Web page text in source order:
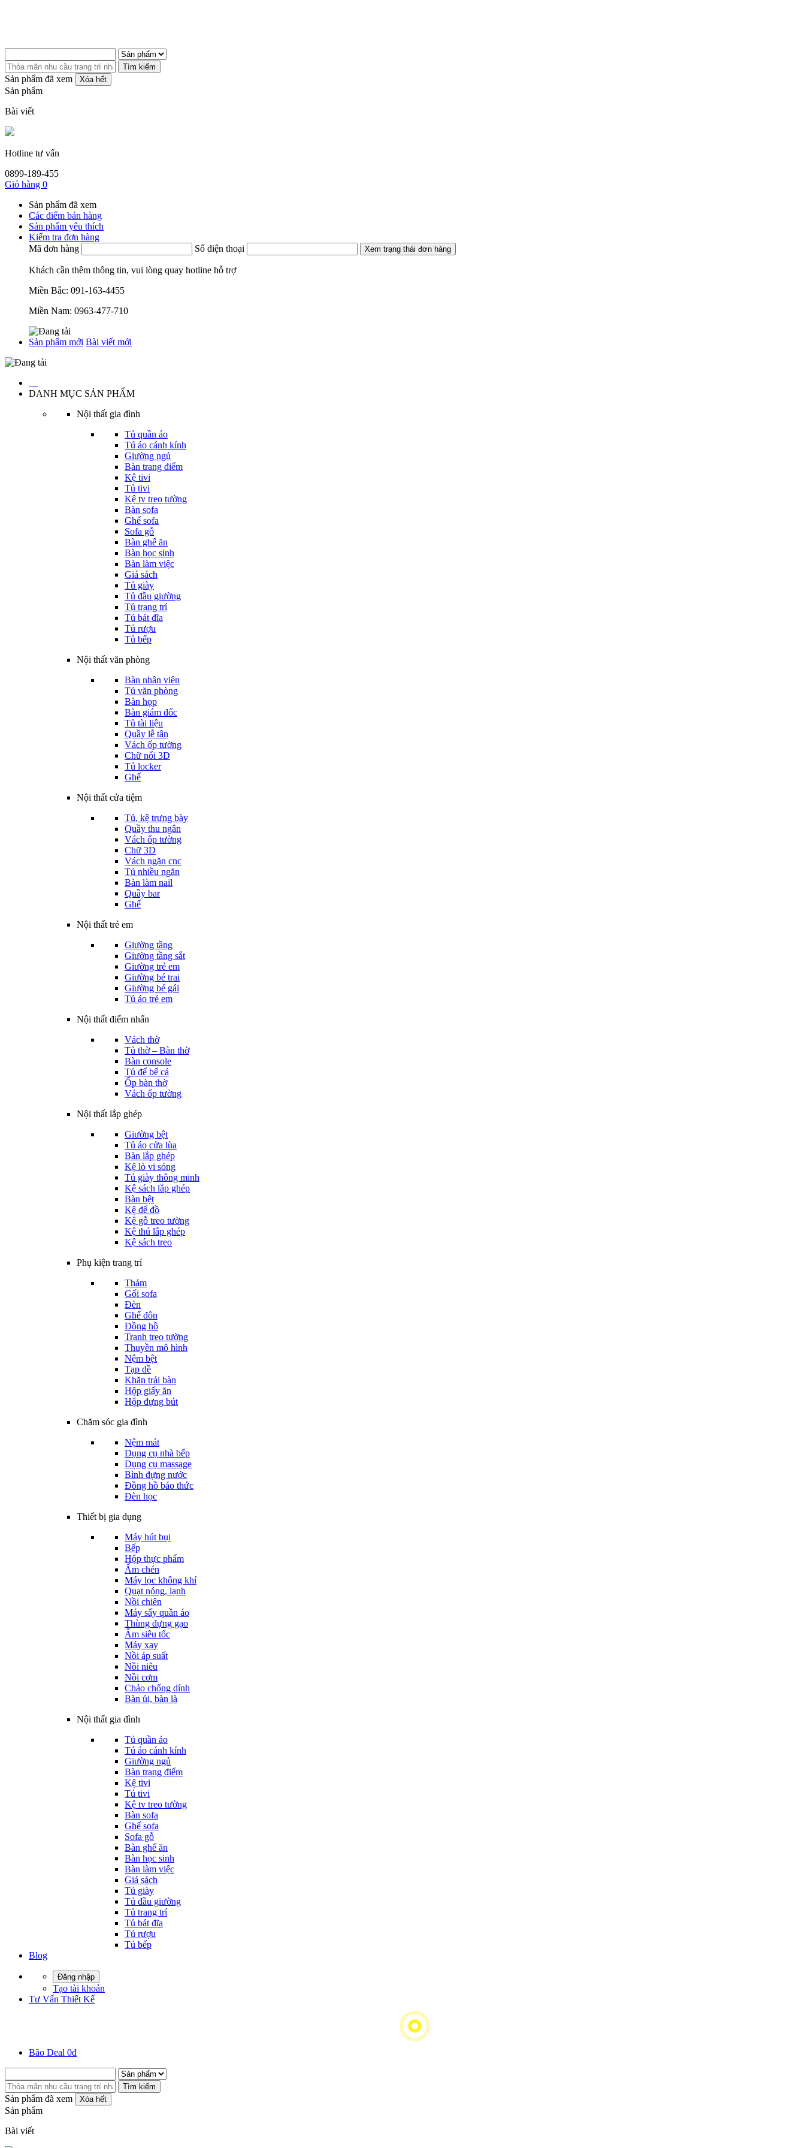
Tìm kiếm
Sản phẩm đã xem Xóa hết
Sản phẩm
Bài viết
Hotline tư vấn
0899-189-455
Giỏ hàng 0
Sản phẩm đã xem
Các điểm bán hàng
Sản phẩm yêu thích
Kiểm tra đơn hàng
Mã đơn hàng
Số điện thoại Xem trạng thái đơn hàng
Khách cần thêm thông tin, vui lòng quay hotline hỗ trợ
Miền Bắc: 091-163-4455
Miền Nam: 0963-477-710
Sản phẩm mới Bài viết mới
DANH MỤC SẢN PHẨM
Nội thất gia đình
Tủ quần áo
Tú áo cánh kính
Giường ngủ
Bàn trang điểm
Kệ tivi
Tủ tivi
Kệ tv treo tường
Bàn sofa
Ghế sofa
Sofa gỗ
Bàn ghế ăn
Bàn học sinh
Bàn làm việc
Giá sách
Tủ giày
Tủ đầu giường
Tủ trang trí
Tủ bát đĩa
Tủ rượu
Tủ bếp
Nội thất văn phòng
Bàn nhân viên
Tủ văn phòng
Bàn họp
Bàn giám đốc
Tủ tài liệu
Quầy lễ tân
Vách ốp tường
Chữ nổi 3D
Tủ locker
Ghế
Nội thất cửa tiệm
Tủ, kệ trưng bày
Quầy thu ngân
Vách ốp tường
Chữ 3D
Vách ngăn cnc
Tủ nhiều ngăn
Bàn làm nail
Quầy bar
Ghế
Nội thất trẻ em
Giường tầng
Giường tầng sắt
Giường trẻ em
Giường bé trai
Giường bé gái
Tủ áo trẻ em
Nội thất điểm nhấn
Vách thờ
Tủ thờ – Bàn thờ
Bàn console
Tủ để bể cá
Ốp bàn thờ
Vách ốp tường
Nội thất lắp ghép
Giường bệt
Tủ áo cửa lùa
Bàn lắp ghép
Kệ lò vi sóng
Tủ giày thông minh
Kệ sách lắp ghép
Bàn bệt
Kệ để đồ
Kệ gỗ treo tường
Kệ thú lắp ghép
Kệ sách treo
Phụ kiện trang trí
Thảm
Gối sofa
Đèn
Ghế đôn
Đồng hồ
Tranh treo tường
Thuyền mô hình
Nệm bệt
Tạp dề
Khăn trải bàn
Hộp giấy ăn
Hộp đựng bút
Chăm sóc gia đình
Nệm mát
Dụng cụ nhà bếp
Dụng cụ massage
Bình đựng nước
Đồng hồ báo thức
Đèn học
Thiết bị gia dụng
Máy hút bụi
Bếp
Hộp thực phẩm
Ấm chén
Máy lọc không khí
Quạt nóng, lạnh
Nồi chiên
Máy sấy quần áo
Thùng đựng gạo
Ấm siêu tốc
Máy xay
Nồi áp suất
Nồi niêu
Nồi cơm
Chảo chống dính
Bàn ủi, bàn là
Nội thất gia đình
Tủ quần áo
Tú áo cánh kính
Giường ngủ
Bàn trang điểm
Kệ tivi
Tủ tivi
Kệ tv treo tường
Bàn sofa
Ghế sofa
Sofa gỗ
Bàn ghế ăn
Bàn học sinh
Bàn làm việc
Giá sách
Tủ giày
Tủ đầu giường
Tủ trang trí
Tủ bát đĩa
Tủ rượu
Tủ bếp
Blog
Đăng nhập
Tạo tài khoản
Tư Vấn Thiết Kế
Bão Deal 0đ
Tìm kiếm
Sản phẩm đã xem Xóa hết
Sản phẩm
Bài viết